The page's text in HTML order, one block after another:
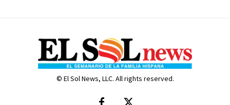
© El Sol News, LLC. All rights reserved.